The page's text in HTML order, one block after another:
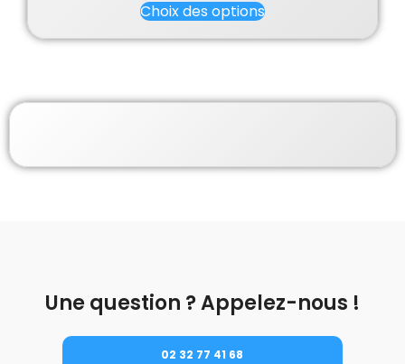
Choix des options
Une question ? Appelez-nous !
02 32 77 41 68